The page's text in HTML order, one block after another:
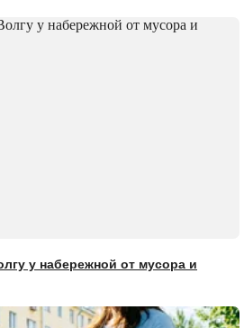
у набережной от мусора и